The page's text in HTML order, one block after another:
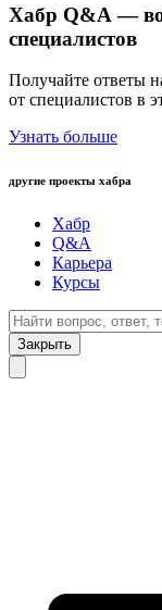
Хабр Q&A —
специалистов
Получайте ответы
от специалистов в
Узнать больше
другие проекты хабра
Хабр
Q&A
Карьера
Курсы
Закрыть